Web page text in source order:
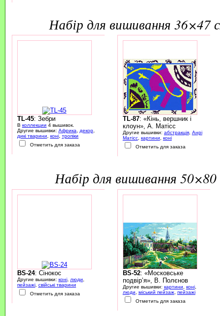
набір для вишивання
TL-45: Зебри
В коллекции 4 вышивок.
Другие вышивки: Африка, декор,
дикі тварини, коні, тропіки
Отметить для заказа
TL-87: «Кінь, вершник і
клоун», А. Матісс
Другие вышивки: абстракція, Анрі
Матісс, картини, коні
Отметить для заказа
набір для вишивання 50×80
BS-24: Сінокос
Другие вышивки: коні, люди
пейзажі, свійські тварини
Отметить для заказа
BS-52: «Московське
подвір’я», В. Полєнов
Другие вышивки: картини коні,
люди
міський пейзаж, пейзажі
Отметить для заказа